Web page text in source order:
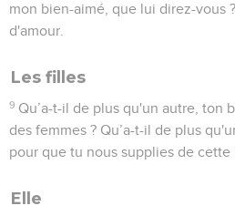
mon bien-aimé, que lui direz-vous
d'amour.
Les filles
9 Qu’a-t-il de plus qu'un autre, ton
des femmes ? Qu’a-t-il de plus
pour que tu nous supplies de cette
Elle